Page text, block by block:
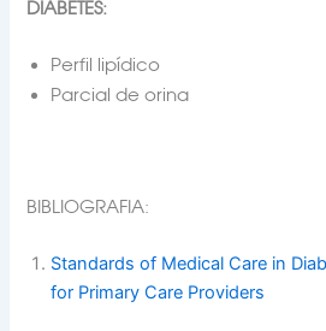
DIABETES:
Perfil lipídico
Parcial de orina
BIBLIOGRAFIA:
Standards of Medical Care in
for Primary Care Providers